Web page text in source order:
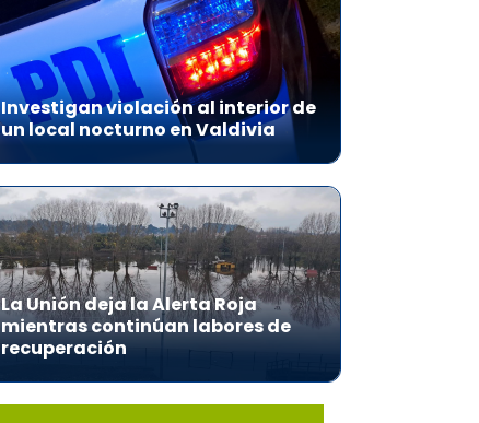
Investigan violación al interior de
un local nocturno en Valdivia
La Unión deja la Alerta Roja
mientras continúan labores de
recuperación